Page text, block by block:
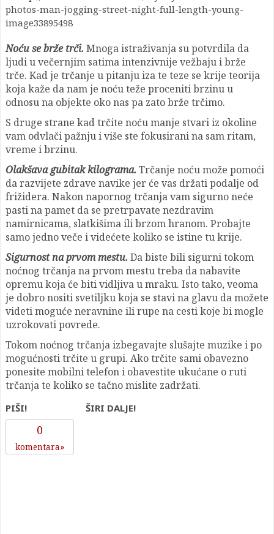
Noću se brže trči. Mnoga istraživanja su potvrdila da
ljudi u večernjim satima intenzivnije vežbaju i brže
trče. Kad je trčanje u pitanju iza te teze se krije teorija
koja kaže da nam je noću teže proceniti brzinu u
odnosu na objekte oko nas pa zato brže trčimo.
S druge strane kad trčite noću manje stvari iz okoline
vam odvlači pažnju i više ste fokusirani na sam ritam,
vreme i brzinu.
Olakšava gubitak kilograma. Trčanje noću može pomoći
da razvijete zdrave navike jer će vas držati podalje od
frižidera. Nakon napornog trčanja vam sigurno neće
pasti na pamet da se pretrpavate nezdravim
namirnicama, slatkišima ili brzom hranom. Probajte
samo jedno veče i videćete koliko se istine tu krije.
Sigurnost na prvom mestu. Da biste bili sigurni tokom
noćnog trčanja na prvom mestu treba da nabavite
opremu koja će biti vidljiva u mraku. Isto tako, veoma
je dobro nositi svetiljku koja se stavi na glavu da možete
videti moguće neravnine ili rupe na cesti koje bi mogle
uzrokovati povrede.
Tokom noćnog trčanja izbegavajte slušajte muzike i po
mogućnosti trčite u grupi. Ako trčite sami obavezno
ponesite mobilni telefon i obavestite ukućane o ruti
trčanja te koliko se tačno mislite zadržati.
PIŠI!
0
komentara
ŠIRI DALJE!